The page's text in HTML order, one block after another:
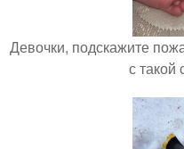
Девочки, подскажите
с такой